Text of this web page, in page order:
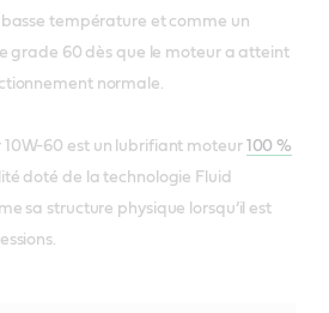
température et comme un
grade 60 dès que le moteur a atteint
normale.
10W-60 est un lubrifiant moteur 100 %
doté de la technologie Fluid
sa structure physique lorsqu’il est